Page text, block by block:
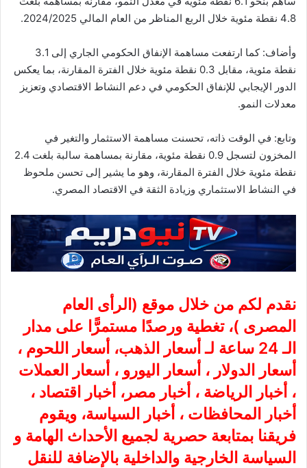
4.8 نقطة مئوية خلال الربع المناظر من العام المالي 2024/2025.
وأضاف: كما ارتفعت مساهمة الإنفاق الحكومي الجاري إلى 3.1
نقطة مئوية، مقابل 0.3 نقطة مئوية خلال الفترة المقارنة، بما يعكس
الدور الإيجابي للإنفاق الحكومي في دعم النشاط الاقتصادي وتعزيز
معدلات النمو.
وتابع: في الوقت ذاته، تحسنت مساهمة الاستثمار والتغير في
المخزون لتسجل 0.9 نقطة مئوية، مقارنة بمساهمة سالبة بلغت 2.4
نقطة مئوية خلال الفترة المقارنة، وهو ما يشير إلى تحسن ملحوظ
في النشاط الاستثماري وزيادة الثقة في الاقتصاد المصري.
نقدم لكم من خلال موقع ( الرأى العام
المصرى )، تغطية ورصدًا مستمرًّا على مدار
الـ 24 ساعة لـ أسعار الذهب، أسعار اللحوم ،
أسعار الدولار ، أسعار اليورو ، أسعار العملات
، أخبار الرياضة ، أخبار مصر، أخبار اقتصاد ،
أخبار المحافظات ، أخبار السياسة، ويقوم
فريقنا بمتابعة حصرية لجميع الأحداث الهامة و
السياسة الخارجية والداخلية بالإضافة للنقل